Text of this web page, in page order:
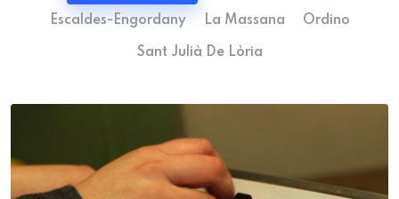
Escaldes-Engordany La Massana Ordino
Sant Julià De Lòria